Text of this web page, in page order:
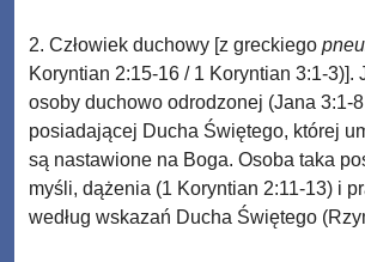
2. Człowiek duchowy [z greckiego
Koryntian 2:15-16 / 1 Koryntian 3:1-3)].
osoby duchowo odrodzonej (Jana 3:1-
posiadającej Ducha Świętego, której
są nastawione na Boga. Osoba taka
myśli, dążenia (1 Koryntian 2:11-13) i
według wskazań Ducha Świętego